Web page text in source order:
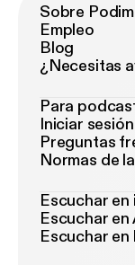
Sobre
Empleo
Blog
¿Necesitas
Para
Iniciar
Preguntas
Normas de
Escuchar en
Escuchar
Escuchar en